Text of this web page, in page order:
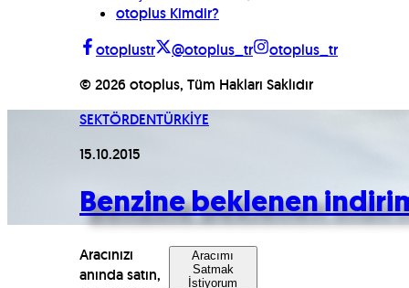
otoplus Kimdir?
otoplustr
@otoplus_tr
otoplus_tr
© 2026 otoplus, Tüm Hakları Saklıdır
SEKTÖRDENTÜRKİYE
15.10.2015
Benzine beklenen
Aracınızı
anında satın,
Aracımı
Satmak
İstiyorum